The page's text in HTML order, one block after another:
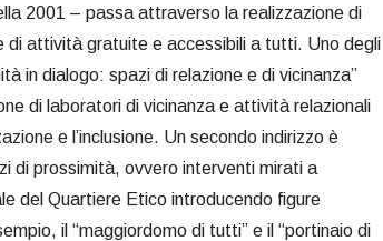
2001 – passa attraverso la realizzazione di
di attività gratuite e accessibili a tutti. Uno degli
in dialogo: spazi di relazione e di vicinanza”
di laboratori di vicinanza e attività relazionali
e l’inclusione. Un secondo indirizzo è
di prossimità, ovvero interventi mirati a
del Quartiere Etico introducendo figure
il “maggiordomo di tutti” e il “portinaio di